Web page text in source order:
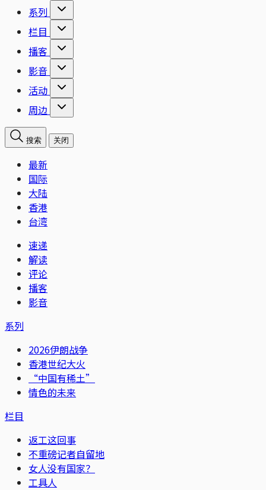
系列
栏目
播客
影音
活动
周边
搜索 关闭
最新
国际
大陆
香港
台湾
速递
解读
评论
播客
影音
系列
2026伊朗战争
香港世纪大火
“中国有稀土”
情色的未来
栏目
返工这回事
不重磅记者自留地
女人没有国家？
工具人